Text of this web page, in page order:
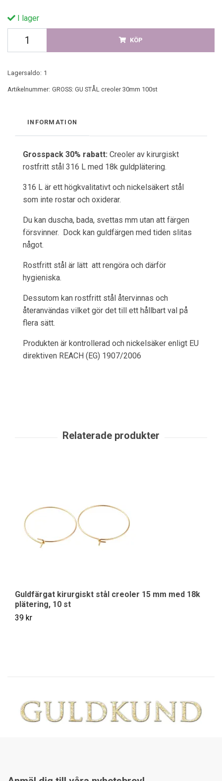
I lager
KÖP
Lagersaldo: 1
Artikelnummer: GROSS: GU STÅL creoler 30mm 100st
INFORMATION
Grosspack 30% rabatt: Creoler av kirurgiskt
rostfritt stål 316 L med 18k guldplätering.
316 L är ett högkvalitativt och nickelsäkert stål
som inte rostar och oxiderar.
Du kan duscha, bada, svettas mm utan att färgen
försvinner. Dock kan guldfärgen med tiden slitas
något.
Rostfritt stål är lätt att rengöra och därför
hygieniska.
Dessutom kan rostfritt stål återvinnas och
återanvändas vilket gör det till ett hållbart val på
flera sätt.
Produkten är kontrollerad och nickelsäker enligt EU
direktiven REACH (EG) 1907/2006
Guldfärgat kirurgiskt stål creoler 15 mm med 18k
plätering, 10 st
39 kr